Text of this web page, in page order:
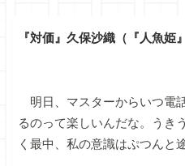
『対価』久保沙織（『人魚姫』
明日、マスターからいつ電
るのって楽しいんだな。うき
く最中、私の意識はぷつんと